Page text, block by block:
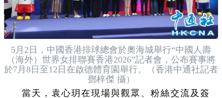
5月2日，中國香港排球總會於奧海城舉行“中國人壽
（海外）世界女排聯賽香港2026”記者會，公布賽事將
於7月8日至12日在啟德體育園舉行。（香港中通社記者
鄧梓傑 攝）
當天，袁心玥在現場與觀眾、粉絲交流及簽